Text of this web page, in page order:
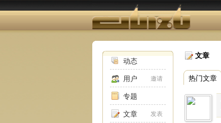
动态
用户 邀请
专题
文章 发表
文章
热门文章